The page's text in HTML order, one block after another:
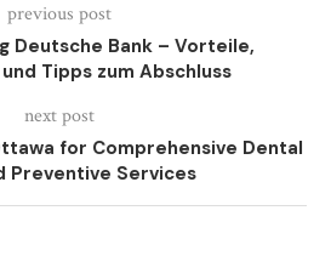
previous post
Deutsche Bank – Vorteile,
Tipps zum Abschluss
next post
for Comprehensive Dental
Preventive Services